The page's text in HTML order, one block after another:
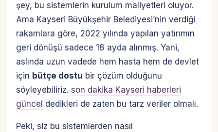
şey, bu sistemlerin kurulum maliyetleri oluyor.
Ama Kayseri Büyükşehir Belediyesi’nin verdiği
rakamlara göre, 2022 yılında yapılan yatırımın
geri dönüşü sadece 18 ayda alınmış. Yani,
aslında uzun vadede hem hasta hem de devlet
için bütçe dostu bir çözüm olduğunu
söyleyebiliriz. son dakika Kayseri haberleri
güncel dedikleri de zaten bu tarz veriler olmalı.
Peki, siz bu sistemlerden nasıl